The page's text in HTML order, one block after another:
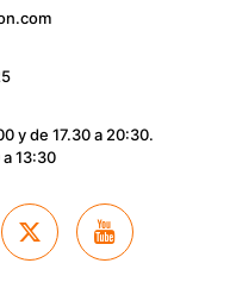
y de 17.30 a 20:30.
13:30